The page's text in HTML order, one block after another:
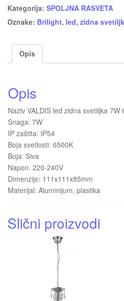
Kategorija: SPOLJNA RASVETA
Oznake: Brilight, led, zidna
Opis
Opis
Naziv VALDIS led zidna svetiljka 7W
Snaga: 7W
IP zaštita: IP54
Boja svetlosti: 6500K
Boja: Siva
Napon: 220-240V
Dimenzije: 111x111x85mm
Materijal: Aluminijum, plastika
Slični proizvodi